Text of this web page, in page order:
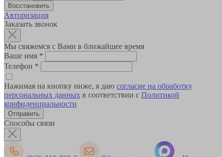
Авторизация
Заказать звонок
Мы свяжемся с Вами в ближайшее время
Ваше имя *
Телефон *
Нажимая на кнопку ниже, я даю согласие на обработку
персональных данных в соответствии с Политикой
конфиденциальности
Способы связи